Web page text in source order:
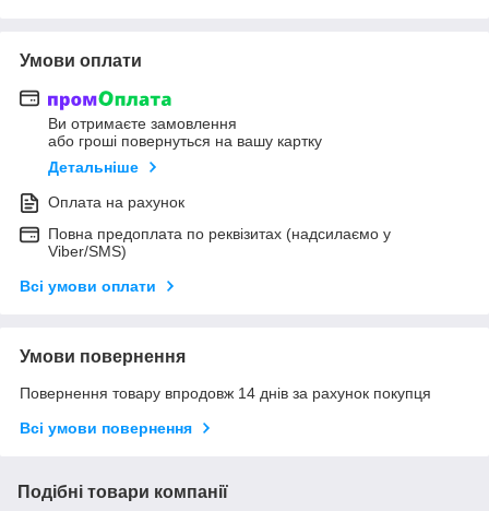
Умови оплати
Ви отримаєте замовлення
або гроші повернуться на вашу картку
Детальніше
Оплата на рахунок
Повна предоплата по реквізитах (надсилаємо у
Viber/SMS)
Всі умови оплати
Умови повернення
Повернення товару впродовж 14 днів за рахунок покупця
Всі умови повернення
Подібні товари компанії